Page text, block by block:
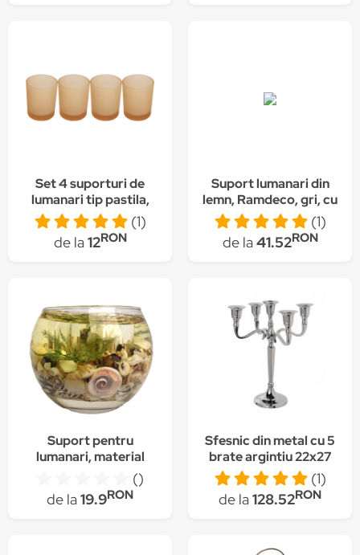
Set 4 suporturi de
lumanari tip pastila,
Rasteli, sticla, Ø 5 cm,
h 6.5 cm, crem mat,
art. 7106
(1)
de la12RON
Suport lumanari din
lemn, Ramdeco, gri, cu
ornament inimioara
alba
(1)
de la41.52RON
Suport pentru
lumanari, material
sticla, decorat cu
()
de la19.9RON
Sfesnic din metal cu 5
brate argintiu 22x27
cm
(1)
de la128.52RON